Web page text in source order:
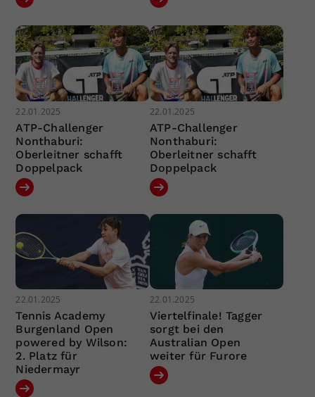
22.01.2025
ATP-Challenger
Nonthaburi:
Oberleitner schafft
Doppelpack
22.01.2025
ATP-Challenger
Nonthaburi:
Oberleitner schafft
Doppelpack
22.01.2025
Tennis Academy
Burgenland Open
powered by Wilson:
2. Platz für
Niedermayr
22.01.2025
Viertelfinale! Tagger
sorgt bei den
Australian Open
weiter für Furore